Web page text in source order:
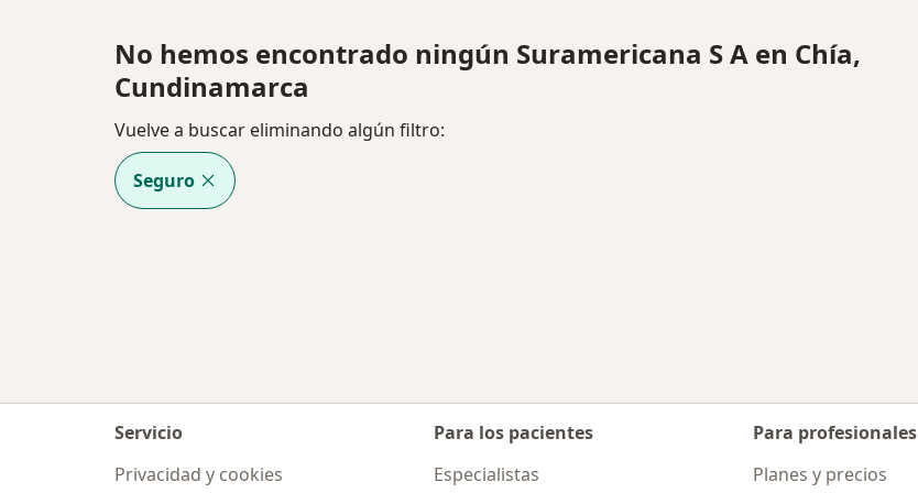
No hemos encontrado ningún Suramericana S A en Chía,
Cundinamarca
Vuelve a buscar eliminando algún filtro:
Seguro
Servicio
Privacidad y cookies
Para los pacientes
Especialistas
Para profesionales
Planes y precios